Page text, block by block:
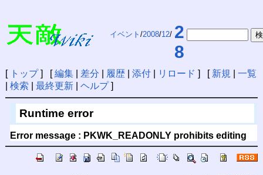
イベント /2008/12/ 2
8
[ トップ] [編集| 差分 履歴| 添付| リロード ] [ 新規
一覧
検索 最終更新| ヘルプ]
Runtime error
Error message : PKWK_READONLY prohibits editing